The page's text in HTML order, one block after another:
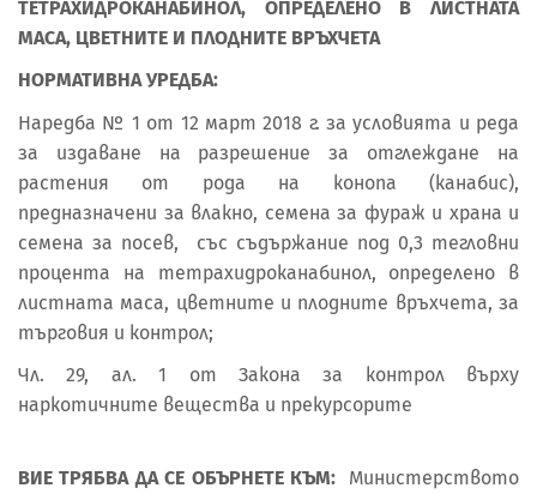
ТЕТРАХИДРОКАНАБИНОЛ, ОПРЕДЕЛЕНО В ЛИСТНАТА
МАСА, ЦВЕТНИТЕ И ПЛОДНИТЕ ВРЪХЧЕТА
НОРМАТИВНА УРЕДБА:
Наредба № 1 от 12 март 2018 г. за условията и реда
за издаване на разрешение за отглеждане на
растения от рода на конопа (канабис),
предназначени за влакно, семена за фураж и храна и
семена за посев, със съдържание под 0,3 тегловни
процента на тетрахидроканабинол, определено в
листната маса, цветните и плодните връхчета, за
търговия и контрол;
Чл. 29, ал. 1 от Закона за контрол върху
наркотичните вещества и прекурсорите
ВИЕ ТРЯБВА ДА СЕ ОБЪРНЕТЕ КЪМ:
Министерството